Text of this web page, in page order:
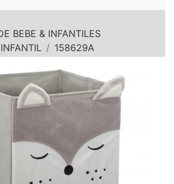
BEBE & INFANTILES
158629A